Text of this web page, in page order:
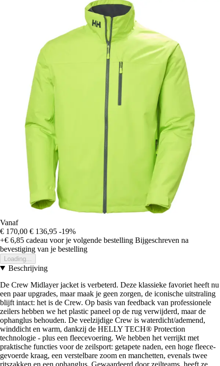
Vanaf
€ 170,00 € 136,95 -19%
+€ 6,85 cadeau voor je volgende bestelling Bijgeschreven na
bevestiging van je bestelling
Loading...
Beschrijving
De Crew Midlayer jacket is verbeterd. Deze klassieke favoriet heeft nu
een paar upgrades, maar maak je geen zorgen, de iconische uitstraling
blijft intact: het is de Crew. Op basis van feedback van professionele
zeilers hebben we het plastic paneel op de rug verwijderd, maar de
ophanglus behouden. De veelzijdige Crew is waterdicht/ademend,
winddicht en warm, dankzij de HELLY TECH® Protection
technologie - plus een fleecevoering. We hebben het verrijkt met
praktische functies voor de zeilsport: getapete naden, een hoge fleece-
gevoerde kraag, een verstelbare zoom en manchetten, evenals twee
ritszakken en een ophanglus. Gewaardeerd door zeilteams, heeft ze